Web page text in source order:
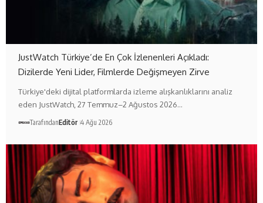
JustWatch Türkiye’de En Çok İzlenenleri Açıkladı:
Dizilerde Yeni Lider, Filmlerde Değişmeyen Zirve
Türkiye'deki dijital platformlarda izleme alışkanlıklarını analiz
eden JustWatch, 27 Temmuz–2 Ağustos 2026…
TarafındanEditör 4 Ağu 2026